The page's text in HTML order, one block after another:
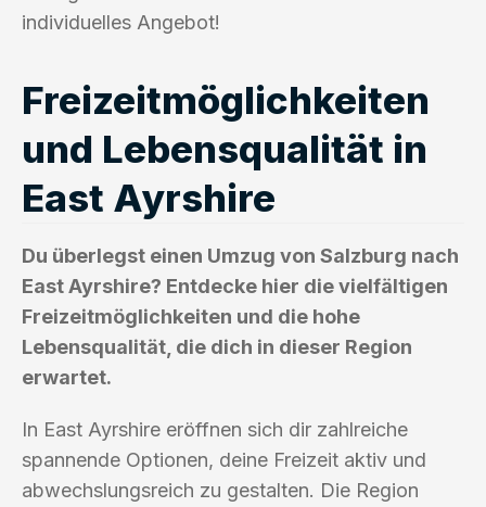
individuelles Angebot!
Freizeitmöglichkeiten
und Lebensqualität in
East Ayrshire
Du überlegst einen Umzug von Salzburg nach
East Ayrshire? Entdecke hier die vielfältigen
Freizeitmöglichkeiten und die hohe
Lebensqualität, die dich in dieser Region
erwartet.
In East Ayrshire eröffnen sich dir zahlreiche
spannende Optionen, deine Freizeit aktiv und
abwechslungsreich zu gestalten. Die Region